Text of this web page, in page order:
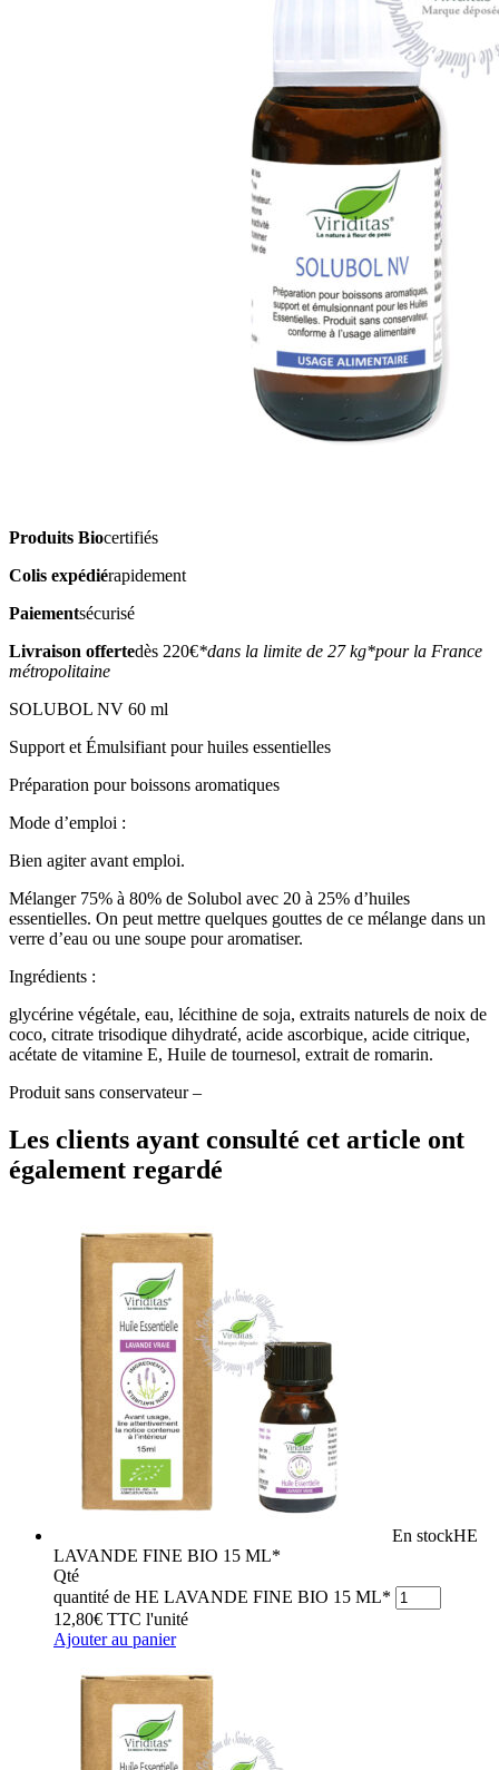
Produits Biocertifiés
Colis expédiérapidement
Paiementsécurisé
Livraison offertedès 220€*dans la limite de 27 kg*pour la France
métropolitaine
SOLUBOL NV 60 ml
Support et Émulsifiant pour huiles essentielles
Préparation pour boissons aromatiques
Mode d’emploi :
Bien agiter avant emploi.
Mélanger 75% à 80% de Solubol avec 20 à 25% d’huiles
essentielles. On peut mettre quelques gouttes de ce mélange dans un
verre d’eau ou une soupe pour aromatiser.
Ingrédients :
glycérine végétale, eau, lécithine de soja, extraits naturels de noix de
coco, citrate trisodique dihydraté, acide ascorbique, acide citrique,
acétate de vitamine E, Huile de tournesol, extrait de romarin.
Produit sans conservateur –
Les clients ayant consulté cet article ont
également regardé
En stockHE
LAVANDE FINE BIO 15 ML*
Qté
quantité de HE LAVANDE FINE BIO 15 ML*
12,80€ TTC l'unité
Ajouter au panier